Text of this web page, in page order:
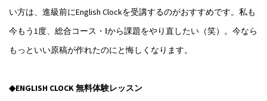
い方は、進級前にEnglish Clockを受講するのがおすすめです。私も
今もう1度、総合コース・Ⅰから課題をやり直したい（笑）。今なら
もっといい原稿が作れたのにと悔しくなります。
◆ENGLISH CLOCK 無料体験レッスン